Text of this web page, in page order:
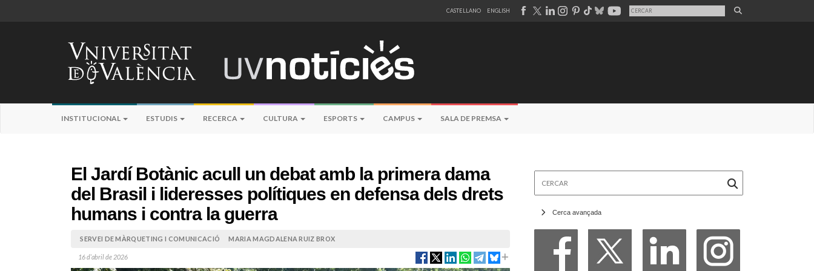
CASTELLANO ENGLISH
INSTITUCIONAL ESTUDIS RECERCA CULTURA ESPORTS CAMPUS SALA DE PREMSA
El Jardí Botànic acull un debat amb la primera dama
del Brasil i lideresses polítiques en defensa dels drets
humans i contra la guerra
SERVEI DE MÀRQUETING I COMUNICACIÓ MARIA MAGDALENA RUIZ BROX
16 d’abril de 2026
Cerca avançada